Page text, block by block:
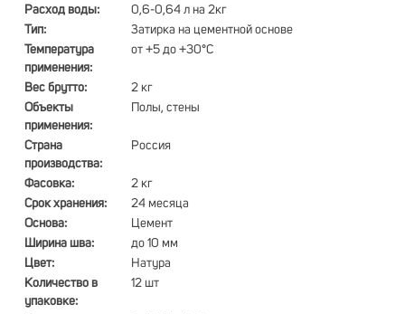
Расход воды:
0,6-0,64 л на 2кг
Тип:
Затирка на цементной основе
Температура
применения:
от +5 до +30°С
Вес брутто:
2 кг
Объекты
применения:
Полы, стены
Страна
производства:
Россия
Фасовка:
2 кг
Срок хранения:
24 месяца
Основа:
Цемент
Ширина шва:
до 10 мм
Цвет:
Натура
Количество в
упаковке:
12 шт